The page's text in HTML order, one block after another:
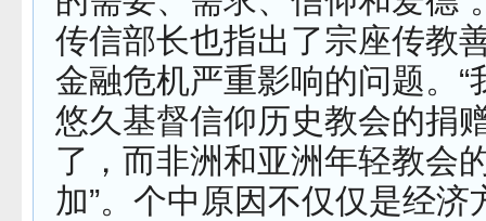
传信部长也指出了宗座传教
金融危机严重影响的问题。“
悠久基督信仰历史教会的捐
了，而非洲和亚洲年轻教会
加”。个中原因不仅仅是经济